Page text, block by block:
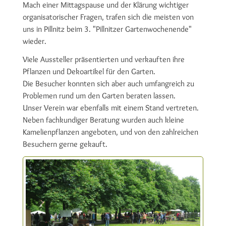
Mach einer Mittagspause und der Klärung wichtiger
organisatorischer Fragen, trafen sich die meisten von
uns in Pillnitz beim 3. "Pillnitzer Gartenwochenende"
wieder.
Viele Aussteller präsentierten und verkauften ihre
Pflanzen und Dekoartikel für den Garten.
Die Besucher konnten sich aber auch umfangreich zu
Problemen rund um den Garten beraten lassen.
Unser Verein war ebenfalls mit einem Stand vertreten.
Neben fachkundiger Beratung wurden auch kleine
Kamelienpflanzen angeboten, und von den zahlreichen
Besuchern gerne gekauft.